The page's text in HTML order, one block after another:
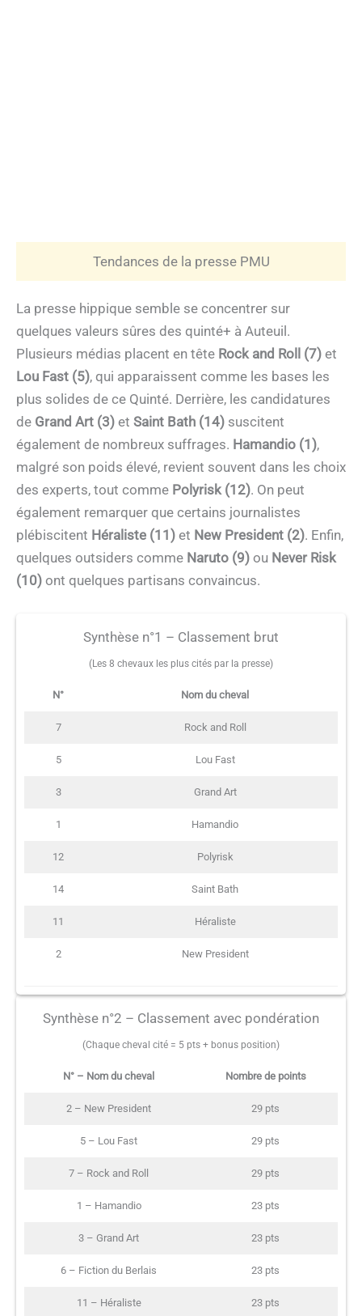
Tendances de la presse PMU
La presse hippique semble se concentrer sur
quelques valeurs sûres des quinté+ à Auteuil.
Plusieurs médias placent en tête Rock and Roll (7) et
Lou Fast (5), qui apparaissent comme les bases les
plus solides de ce Quinté. Derrière, les candidatures
de Grand Art (3) et Saint Bath (14) suscitent
également de nombreux suffrages. Hamandio (1),
malgré son poids élevé, revient souvent dans les choix
des experts, tout comme Polyrisk (12). On peut
également remarquer que certains journalistes
plébiscitent Héraliste (11) et New President (2). Enfin,
quelques outsiders comme Naruto (9) ou Never Risk
(10) ont quelques partisans convaincus.
Synthèse n°1 – Classement brut
(Les 8 chevaux les plus cités par la presse)
N° Nom du cheval
7 Rock and Roll
5 Lou Fast
3 Grand Art
1 Hamandio
12 Polyrisk
14 Saint Bath
11 Héraliste
2 New President
Synthèse n°2 – Classement avec pondération
(Chaque cheval cité = 5 pts + bonus position)
N° – Nom du cheval Nombre de points
2 – New President 29 pts
5 – Lou Fast 29 pts
7 – Rock and Roll 29 pts
1 – Hamandio 23 pts
3 – Grand Art 23 pts
6 – Fiction du Berlais 23 pts
11 – Héraliste 23 pts